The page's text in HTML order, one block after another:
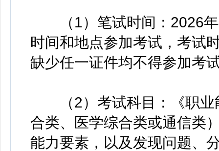
（1）笔试时间：2026年
时间和地点参加考试，考试
缺少任一证件均不得参加考
（2）考试科目：《职业
合类、医学综合类或通信类
能力要素，以及发现问题、